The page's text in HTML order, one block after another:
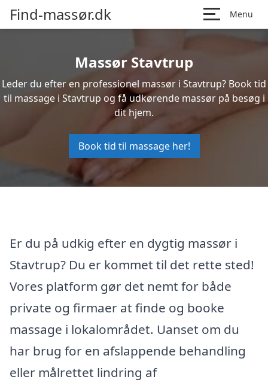
Find-massør.dk Menu
Massør Stavtrup
Leder du efter en professionel massør i Stavtrup? Book tid
til massage i Stavtrup og få udkørende massør på besøg i
dit hjem.
Book tid til massage her!
Er du på udkig efter en dygtig massør i
Stavtrup? Du er kommet til det rette sted!
Vores platform gør det nemt for både
private og firmaer at finde og booke
massage i lokalområdet. Uanset om du
har brug for en afslappende behandling
eller målrettet lindring af